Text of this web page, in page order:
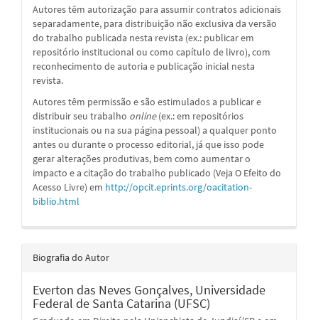
Autores têm autorização para assumir contratos adicionais
separadamente, para distribuição não exclusiva da versão
do trabalho publicada nesta revista (ex.: publicar em
repositório institucional ou como capítulo de livro), com
reconhecimento de autoria e publicação inicial nesta
revista.
Autores têm permissão e são estimulados a publicar e
distribuir seu trabalho online(ex.: em repositórios
institucionais ou na sua página pessoal) a qualquer ponto
antes ou durante o processo editorial, já que isso pode
gerar alterações produtivas, bem como aumentar o
impacto e a citação do trabalho publicado (Veja O Efeito do
Acesso Livre) em http://opcit.eprints.org/oacitation-
biblio.html
Biografia do Autor
Everton das Neves Gonçalves, Universidade
Federal de Santa Catarina (UFSC)